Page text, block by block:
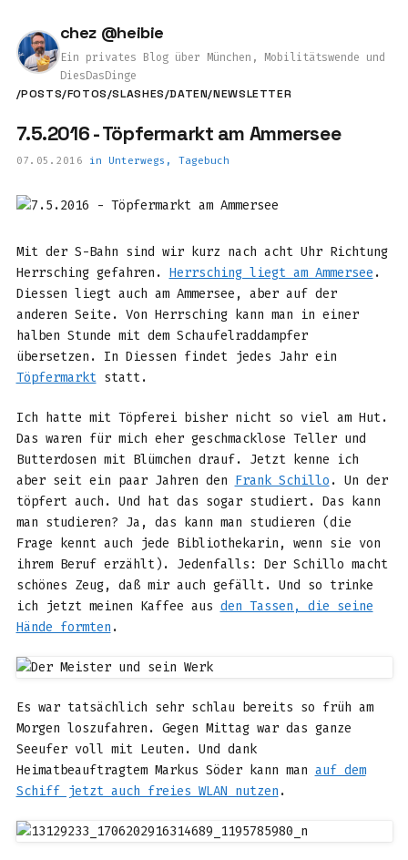
chez @heibie
Ein privates Blog über München, Mobilitätswende und
DiesDasDinge
/POSTS/FOTOS/SLASHES/DATEN/NEWSLETTER
7.5.2016 - Töpfermarkt am Ammersee
07.05.2016 in Unterwegs ,Tagebuch
Mit der S-Bahn sind wir kurz nach acht Uhr Richtung
Herrsching gefahren. Herrsching liegt am Ammersee .
Diessen liegt auch am Ammersee, aber auf der
anderen Seite. Von Herrsching kann man in einer
halben Stunde mit dem Schaufelraddampfer
übersetzen. In Diessen findet jedes Jahr ein
Töpfermarktstatt.
Ich hatte mit Töpferei bisher nicht so viel am Hut.
Das waren für mich eher geschmacklose Teller und
Butterdosen mit Blümchen drauf. Jetzt kenne ich
aber seit ein paar Jahren den Frank Schillo . Un der
töpfert auch. Und hat das sogar studiert. Das kann
man studieren? Ja, das kann man studieren (die
Frage kennt auch jede Bibliothekarin, wenn sie von
ihrem Beruf erzählt). Jedenfalls: Der Schillo macht
schönes Zeug, daß mir auch gefällt. Und so trinke
ich jetzt meinen Kaffee aus den Tassen, die seine
Hände formten .
Es war tatsächlich sehr schlau bereits so früh am
Morgen loszufahren. Gegen Mittag war das ganze
Seeufer voll mit Leuten. Und dank
Heimatbeauftragtem Markus Söder kann man auf dem
Schiff jetzt auch freies WLAN nutzen .